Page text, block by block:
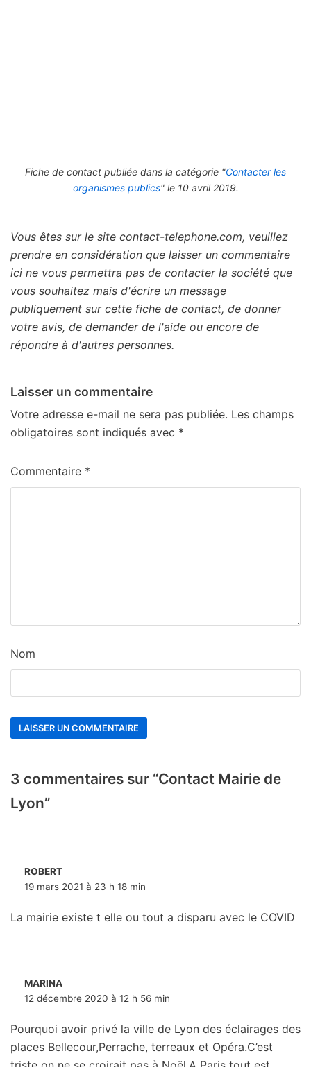
Fiche de contact publiée dans la catégorie "Contacter les
organismes publics" le 10 avril 2019.
Vous êtes sur le site contact-telephone.com, veuillez
prendre en considération que laisser un commentaire
ici ne vous permettra pas de contacter la société que
vous souhaitez mais d'écrire un message
publiquement sur cette fiche de contact, de donner
votre avis, de demander de l'aide ou encore de
répondre à d'autres personnes.
Laisser un commentaire
Votre adresse e-mail ne sera pas publiée. Les champs
obligatoires sont indiqués avec *
Commentaire *
Nom
3 commentaires sur “Contact Mairie de
Lyon”
ROBERT
19 mars 2021 à 23 h 18 min
La mairie existe t elle ou tout a disparu avec le COVID
MARINA
12 décembre 2020 à 12 h 56 min
Pourquoi avoir privé la ville de Lyon des éclairages des
places Bellecour,Perrache, terreaux et Opéra.C’est